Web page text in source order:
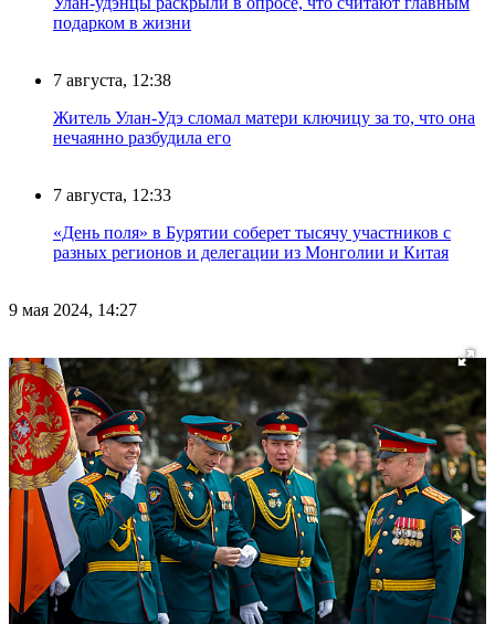
подарком в жизни
7 августа, 12:38
Житель Улан-Удэ сломал матери ключицу за то, что она
нечаянно разбудила его
7 августа, 12:33
«День поля» в Бурятии соберет тысячу участников с
разных регионов и делегации из Монголии и Китая
9 мая 2024, 14:27